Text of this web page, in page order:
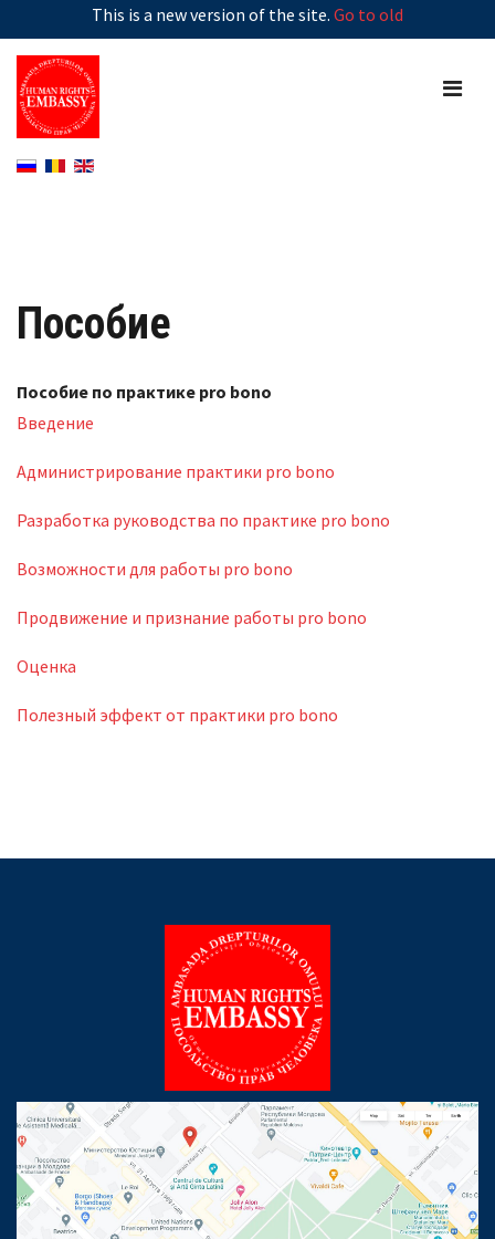
This is a new version of the site. Go to old
Пособие
Пособие по практике pro bono
Введение
Администрирование практики pro bono
Разработка руководства по практике pro bono
Возможности для работы pro bono
Продвижение и признание работы pro bono
Оценка
Полезный эффект от практики pro bono